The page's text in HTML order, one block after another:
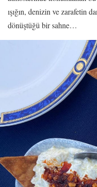
ışığın, denizin ve zarafetin
dönüştüğü bir sahne…